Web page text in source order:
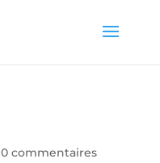
0 commentaires